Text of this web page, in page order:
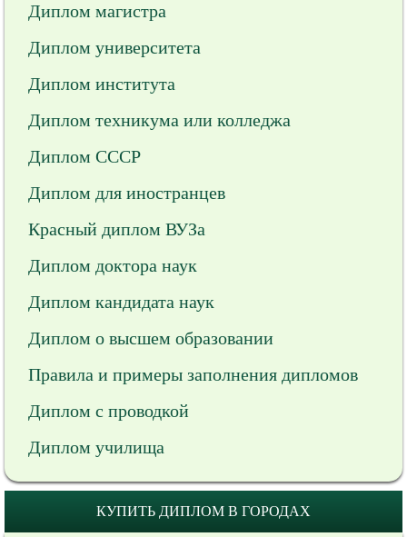
Диплом магистра
Диплом университета
Диплом института
Диплом техникума или колледжа
Диплом СССР
Диплом для иностранцев
Красный диплом ВУЗа
Диплом доктора наук
Диплом кандидата наук
Диплом о высшем образовании
Правила и примеры заполнения дипломов
Диплом с проводкой
Диплом училища
КУПИТЬ ДИПЛОМ В ГОРОДАХ